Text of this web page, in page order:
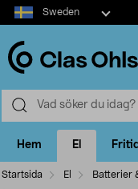
Select
market
Sweden
Hem El Fritid
Startsida El Batterier